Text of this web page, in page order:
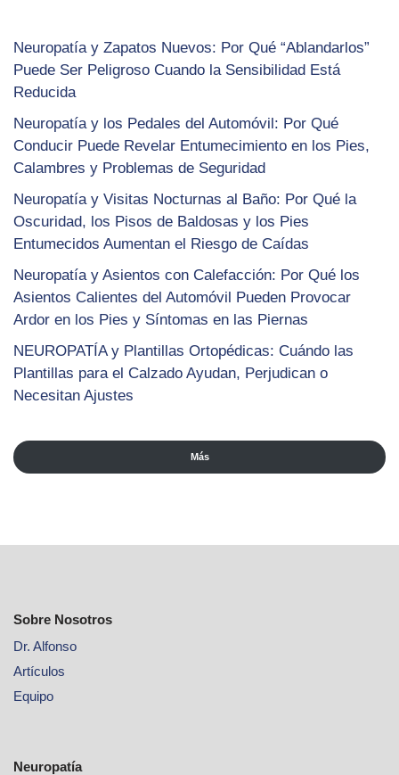
Neuropatía y Zapatos Nuevos: Por Qué “Ablandarlos”
Puede Ser Peligroso Cuando la Sensibilidad Está
Reducida
Neuropatía y los Pedales del Automóvil: Por Qué
Conducir Puede Revelar Entumecimiento en los Pies,
Calambres y Problemas de Seguridad
Neuropatía y Visitas Nocturnas al Baño: Por Qué la
Oscuridad, los Pisos de Baldosas y los Pies
Entumecidos Aumentan el Riesgo de Caídas
Neuropatía y Asientos con Calefacción: Por Qué los
Asientos Calientes del Automóvil Pueden Provocar
Ardor en los Pies y Síntomas en las Piernas
NEUROPATÍA y Plantillas Ortopédicas: Cuándo las
Plantillas para el Calzado Ayudan, Perjudican o
Necesitan Ajustes
Más
Sobre Nosotros
Dr. Alfonso
Artículos
Equipo
Neuropatía